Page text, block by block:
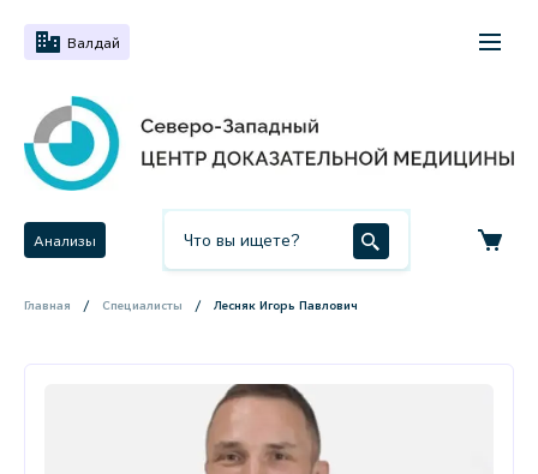
Валдай
Анализы
Главная Специалисты Лесняк Игорь Павлович